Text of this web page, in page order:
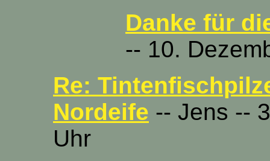
Danke für
-- 10.
Re:
Nordeife -- Jens --
Uhr